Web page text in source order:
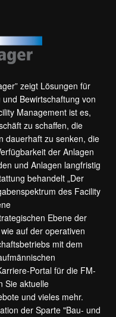
zeigt Lösungen für
Bewirtschaftung von
Management ist es,
zu schaffen, die
dauerhaft zu senken, die
der Anlagen
und Anlagen langfristig
behandelt „Der
des Facility
Ebene der
auf der operativen
mit dem
Portal für die FM-
Sie aktuelle
und vieles mehr.
der Sparte "Bau- und